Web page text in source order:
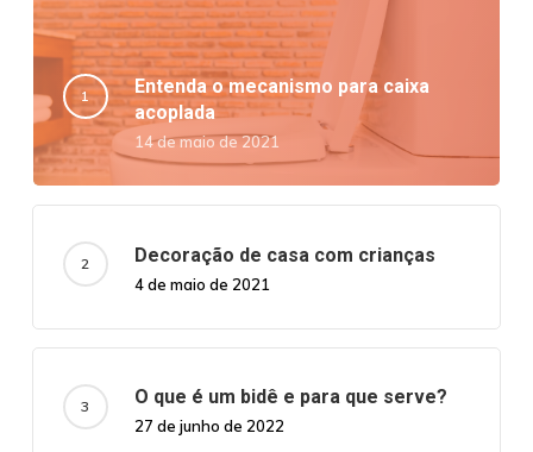
Entenda o mecanismo para caixa
acoplada
14 de maio de 2021
Decoração de casa com crianças
4 de maio de 2021
O que é um bidê e para que serve?
27 de junho de 2022